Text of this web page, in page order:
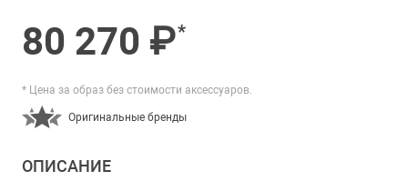
80 270 ₽*
* Цена за образ без стоимости аксессуаров.
Оригинальные бренды
ОПИСАНИЕ